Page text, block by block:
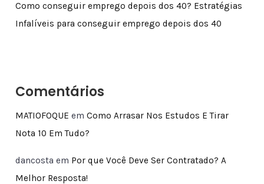
Como conseguir emprego depois dos 40? Estratégias
Infalíveis para conseguir emprego depois dos 40
Comentários
MATIOFOQUE em Como Arrasar Nos Estudos E Tirar
Nota 10 Em Tudo?
dancosta em Por que Você Deve Ser Contratado? A
Melhor Resposta!